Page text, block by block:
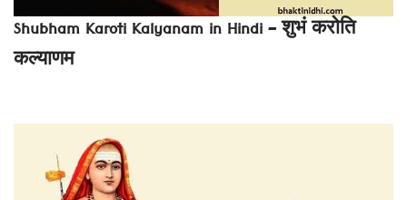
Shubham Karoti Kalyanam in Hindi – शुभं करोति
कल्याणम